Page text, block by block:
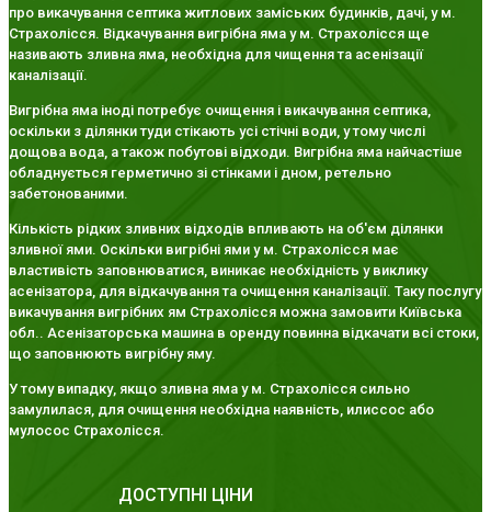
про викачування септика житлових заміських будинків, дачі, у м.
Страхолісся. Відкачування вигрібна яма у м. Страхолісся ще
називають зливна яма, необхідна для чищення та асенізації
каналізації.
Вигрібна яма іноді потребує очищення і викачування септика,
оскільки з ділянки туди стікають усі стічні води, у тому числі
дощова вода, а також побутові відходи. Вигрібна яма найчастіше
обладнується герметично зі стінками і дном, ретельно
забетонованими.
Кількість рідких зливних відходів впливають на об'єм ділянки
зливної ями. Оскільки вигрібні ями у м. Страхолісся має
властивість заповнюватися, виникає необхідність у виклику
асенізатора, для відкачування та очищення каналізації. Таку послугу
викачування вигрібних ям Страхолісся можна замовити Київська
обл.. Асенізаторська машина в оренду повинна відкачати всі стоки,
що заповнюють вигрібну яму.
У тому випадку, якщо зливна яма у м. Страхолісся сильно
замулилася, для очищення необхідна наявність, илиссос або
мулосос Страхолісся.
ДОСТУПНІ ЦІНИ